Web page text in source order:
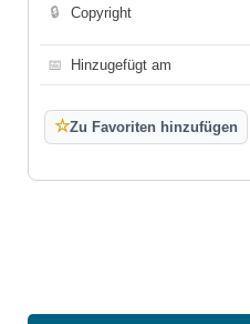
🔒 Copyright
📅 Hinzugefügt am
☆Zu Favoriten hinzufügen